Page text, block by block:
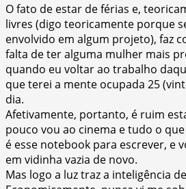
O fato de estar de férias e,
livres (digo teoricamente porque
envolvido em algum projeto), faz
falta de ter alguma mulher mais
quando eu voltar ao trabalho
que terei a mente ocupada 25
dia.
Afetivamente, portanto, é ruim
pouco vou ao cinema e tudo o
é esse notebook para escrever, e
em vidinha vazia de novo.
Mas logo a luz traz a inteligência